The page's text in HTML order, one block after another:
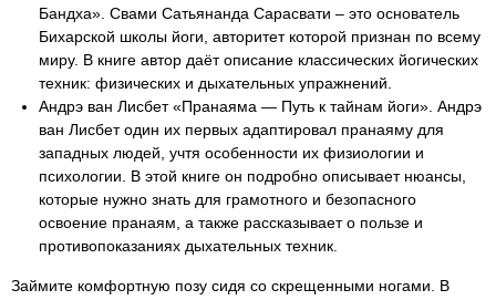
Бандха». Свами Сатьянанда Сарасвати – это основатель
Бихарской школы йоги, авторитет которой признан по всему
миру. В книге автор даёт описание классических йогических
техник: физических и дыхательных упражнений.
Андрэ ван Лисбет «Пранаяма — Путь к тайнам йоги». Андрэ
ван Лисбет один их первых адаптировал пранаяму для
западных людей, учтя особенности их физиологии и
психологии. В этой книге он подробно описывает нюансы,
которые нужно знать для грамотного и безопасного
освоение пранаям, а также рассказывает о пользе и
противопоказаниях дыхательных техник.
Займите комфортную позу сидя со скрещенными ногами. В